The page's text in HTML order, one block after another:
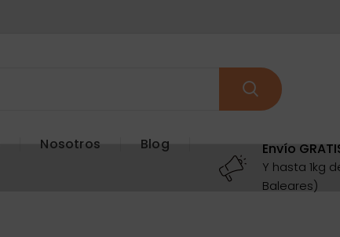
Nosotros Blog Envío
Y hasta 1kg
Baleares)